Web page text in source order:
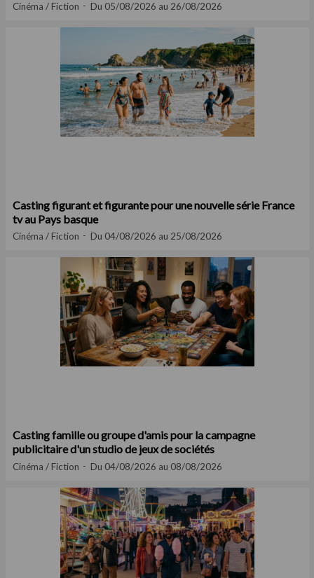
Cinéma / Fiction Du 05/08/2026 au 26/08/2026
Casting figurant et figurante pour une nouvelle série France
tv au Pays basque
Cinéma / Fiction Du 04/08/2026 au 25/08/2026
Casting famille ou groupe d'amis pour la campagne
publicitaire d'un studio de jeux de sociétés
Cinéma / Fiction Du 04/08/2026 au 08/08/2026